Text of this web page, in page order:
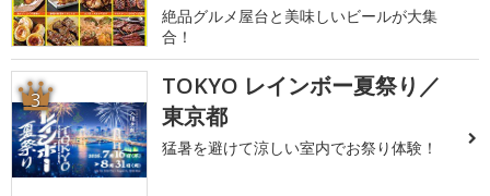
絶品グルメ屋台と美味しいビールが大集
合！
3
TOKYO レインボー夏祭り／
東京都
猛暑を避けて涼しい室内でお祭り体験！